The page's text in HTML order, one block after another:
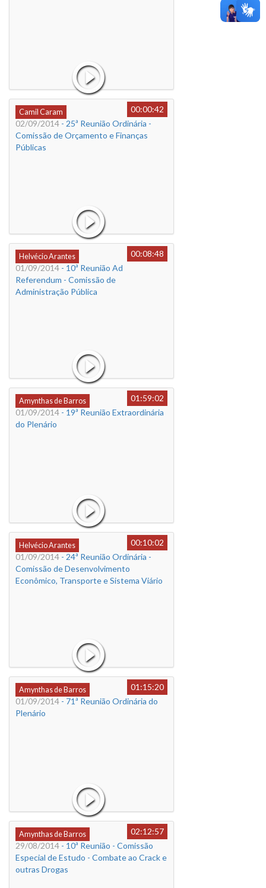
Camil Caram
00:00:42
02/09/2014 - 25ª Reunião Ordinária -
Comissão de Orçamento e Finanças
Públicas
Helvécio Arantes
00:08:48
01/09/2014 - 10ª Reunião Ad
Referendum - Comissão de
Administração Pública
Amynthas de Barros
01:59:02
01/09/2014 - 19ª Reunião Extraordinária
do Plenário
Helvécio Arantes
00:10:02
01/09/2014 - 24ª Reunião Ordinária -
Comissão de Desenvolvimento
Econômico, Transporte e Sistema Viário
Amynthas de Barros
01:15:20
01/09/2014 - 71ª Reunião Ordinária do
Plenário
Amynthas de Barros
02:12:57
29/08/2014 - 10ª Reunião - Comissão
Especial de Estudo - Combate ao Crack e
outras Drogas